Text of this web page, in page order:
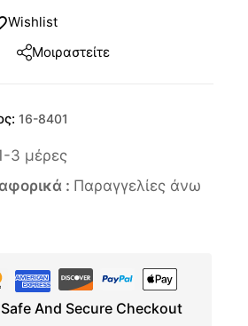
Wishlist
Μοιραστείτε
16-8401
3 μέρες
: Παραγγελίες άνω
And Secure Checkout